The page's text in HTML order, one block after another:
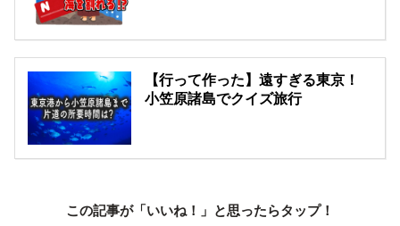
【行って作った】遠すぎる東京！
小笠原諸島でクイズ旅行
この記事が「いいね！」と思ったらタップ！